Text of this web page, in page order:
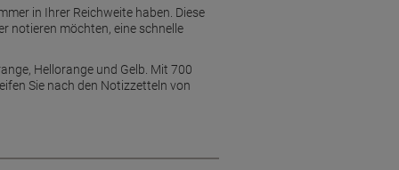
in Ihrer Reichweite haben. Diese
notieren möchten, eine schnelle
Hellorange und Gelb. Mit 700
Sie nach den Notizzetteln von